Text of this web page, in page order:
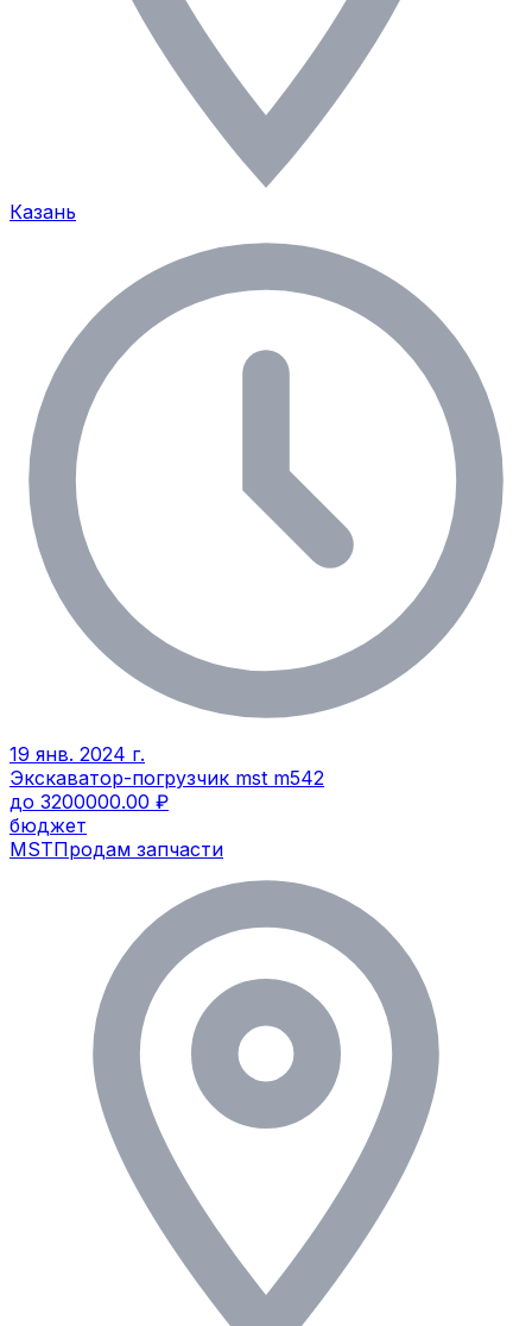
Казань
19 янв. 2024 г.
Экскаватор-погрузчик mst m542
до 3200000.00 ₽
бюджет
MSTПродам запчасти